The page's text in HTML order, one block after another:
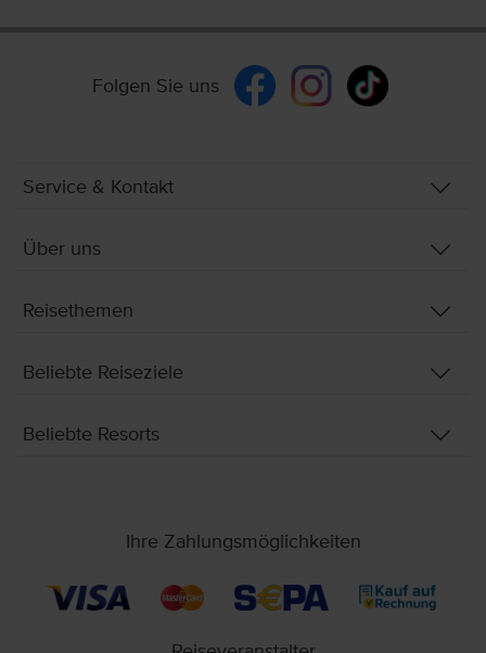
Folgen Sie uns
Service & Kontakt
Über uns
Reisethemen
Beliebte Reiseziele
Beliebte Resorts
Ihre Zahlungsmöglichkeiten